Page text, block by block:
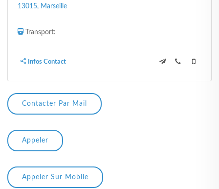
13015, Marseille
Transport:
Infos Contact
Contacter Par Mail
Appeler
Appeler Sur Mobile